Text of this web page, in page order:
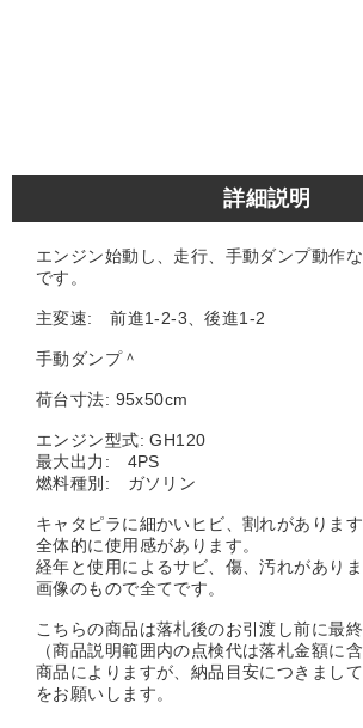
詳細説明
エンジン始動し、走行、手動ダンプ動作
です。
主変速: 前進1-2-3、後進1-2
手動ダンプ＾
荷台寸法: 95x50cm
エンジン型式: GH120
最大出力: 4PS
燃料種別: ガソリン
キャタピラに細かいヒビ、割れがあります
全体的に使用感があります。
経年と使用によるサビ、傷、汚れがありま
画像のもので全てです。
こちらの商品は落札後のお引渡し前に最
（商品説明範囲内の点検代は落札金額に
商品によりますが、納品目安につきまし
をお願いします。